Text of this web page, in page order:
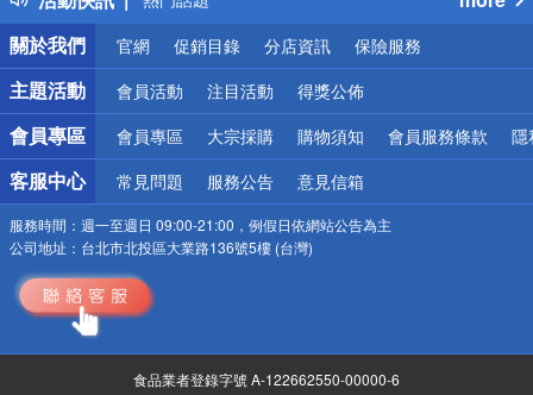
銀行優惠
偏遠地區配送
詐騙網頁！請小心！
關於我們
官網 促銷目錄 分店資訊 保險服務
主題活動 會員活動 注目活動 得獎公佈
會員專區 會員專區 大宗採購 購物須知 會員服務條款 隱
客服中心 常見問題 服務公告 意見信箱
服務時間： 週一至週日 09:00-21:00，例假日依網站公告為主
公司地址： 台北市北投區大業路136號5樓 (台灣)
食品業者登錄字號 A-122662550-00000-6